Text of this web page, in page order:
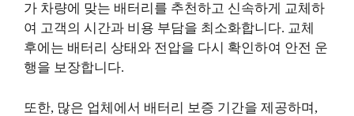
가 차량에 맞는 배터리를 추천하고 신속하게 교체하
여 고객의 시간과 비용 부담을 최소화합니다. 교체
후에는 배터리 상태와 전압을 다시 확인하여 안전 운
행을 보장합니다.
또한, 많은 업체에서 배터리 보증 기간을 제공하며,